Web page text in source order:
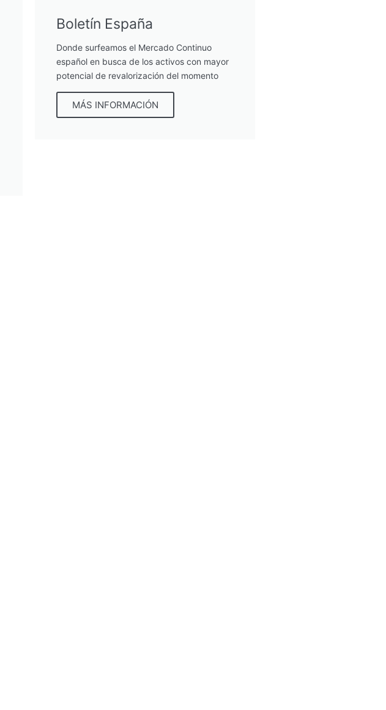
Boletín España
Donde surfeamos el Mercado Continuo
español en busca de los activos con mayor
potencial de revalorización del momento
MÁS INFORMACIÓN